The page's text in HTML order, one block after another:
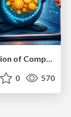
Breaking the Seal: Static Deobfuscation of Compiled V8 JavaScript Bytecode Malware
0 570